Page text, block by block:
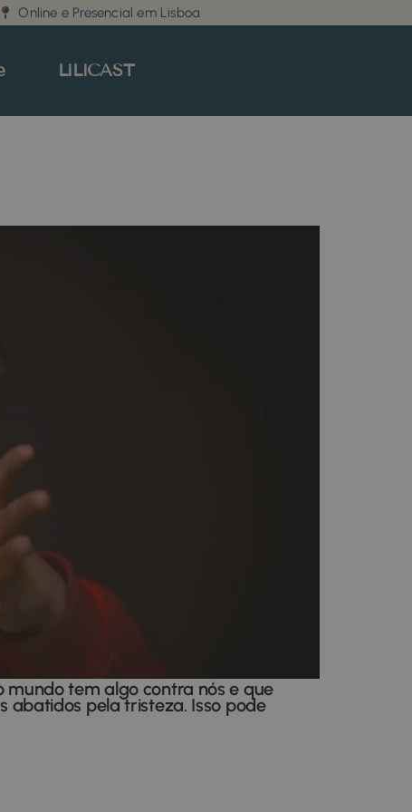
Online e Presencial em Lisboa
LiLiCAST
mundo tem algo contra nós e que
abatidos pela tristeza. Isso pode